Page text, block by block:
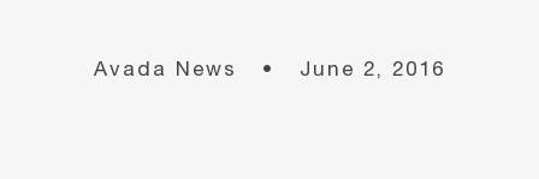
Avada News • June 2, 2016